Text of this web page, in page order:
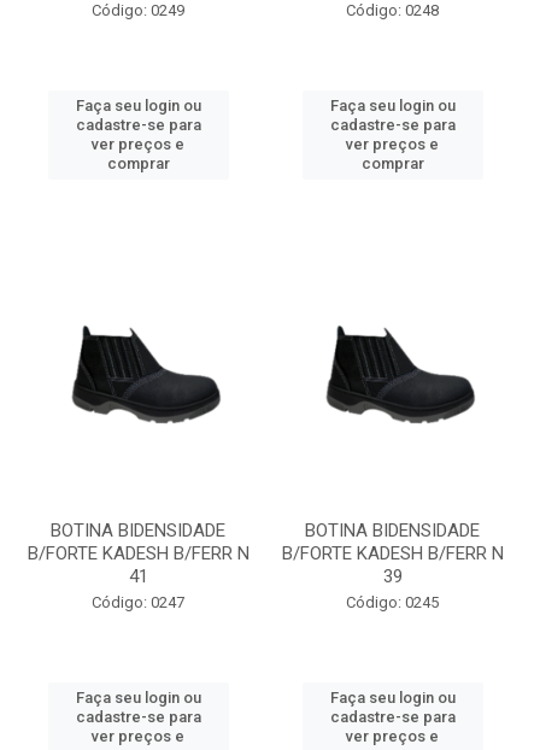
Código: 0249
Faça seu login ou
cadastre-se para
ver preços e
comprar
Código: 0248
Faça seu login ou
cadastre-se para
ver preços e
comprar
BOTINA BIDENSIDADE
B/FORTE KADESH B/FERR N
41
Código: 0247
Faça seu login ou
cadastre-se para
ver preços e
BOTINA BIDENSIDADE
B/FORTE KADESH B/FERR N
39
Código: 0245
Faça seu login ou
cadastre-se para
ver preços e